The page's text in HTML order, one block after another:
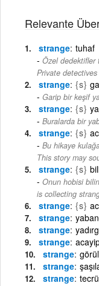
Relevante
strange tuhaf
Özel dedektifler
Private
strange {s}
Garip bir keşif
strange {s}
Buralarda bir
strange {s}
Bu hikaye
This story may
strange {s}
Onun hobisi
is collecting
strange {s}
strange
strange
strange
strange
strange
strange